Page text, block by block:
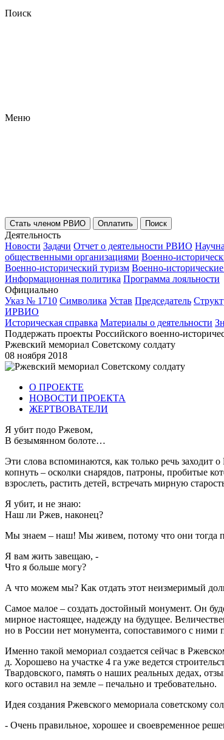
Поиск
Меню
Стать членом РВИО Оплатить Поиск
Деятельность
Новости Задачи Отчет о деятельности РВИО
общественными организациями Военно-
Военно-исторический туризм Военно-
Информационная политика Программа лояльности
Официально
Указ № 1710 Символика Устав Председатель
ИРВИО
Историческая справка Материалы о деятельности
Поддержать проекты Российского военно-
Ржевский мемориал Советскому солдату
08 ноября 2018
О ПРОЕКТЕ
НОВОСТИ ПРОЕКТА
ЖЕРТВОВАТЕЛИ
Я убит подо Ржевом,
В безымянном болоте…
Эти слова вспоминаются, как только речь заходит
копнуть – осколки снарядов, патроны, пробитые
взрослеть, растить детей, встречать мирную
Я убит, и не знаю:
Наш ли Ржев, наконец?
Мы знаем – наш! Мы живем, потому что они тогда
Я вам жить завещаю, -
Что я больше могу?
А что можем мы? Как отдать этот неизмеримый
Самое малое – создать достойный монумент. Он
мирное настоящее, надежду на будущее.
но в России нет монумента, сопоставимого с ними
Именно такой мемориал создается сейчас в
д. Хорошево на участке 4 га уже ведется
Твардовского, память о наших реальных дедах,
кого оставил на земле – печально и требовательно.
Идея создания Ржевского мемориала советскому
- Очень правильное, хорошее и своевременное